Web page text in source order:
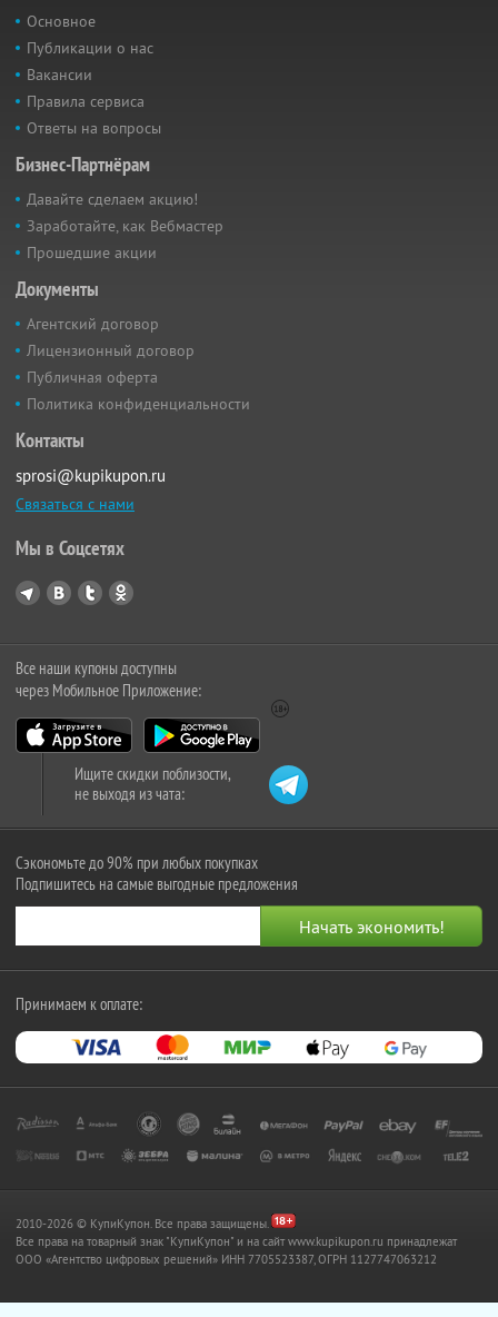
Основное
Публикации о нас
Вакансии
Правила сервиса
Ответы на вопросы
Бизнес-Партнёрам
Давайте сделаем акцию!
Заработайте, как Вебмастер
Прошедшие акции
Документы
Агентский договор
Лицензионный договор
Публичная оферта
Политика конфиденциальности
Контакты
sprosi@kupikupon.ru
Связаться с нами
Мы в Соцсетях
Все наши купоны доступны
через Мобильное Приложение:
Ищите скидки поблизости,
не выходя из чата:
Сэкономьте до 90% при любых покупках
Подпишитесь на самые выгодные предложения
Принимаем к оплате:
2010-2026 © КупиКупон. Все права защищены.
Все права на товарный знак "КупиКупон" и на сайт www.kupikupon.ru принадлежат
OOO «Агентство цифровых решений» ИНН 7705523387, ОГРН 1127747063212